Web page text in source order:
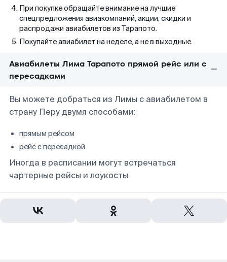
При покупке обращайте внимание на лучшие
спецпредложения авиакомпаний, акции, скидки и
распродажи авиабилетов из Тарапото.
Покупайте авиабилет на неделе, а не в выходные.
Авиабилеты Лима Тарапото прямой рейс или с
пересадками
Вы можете добраться из Лимы с авиабилетом в
страну Перу двумя способами:
прямым рейсом
рейс с пересадкой
Иногда в расписании могут встречаться
чартерные рейсы и лоукосты.